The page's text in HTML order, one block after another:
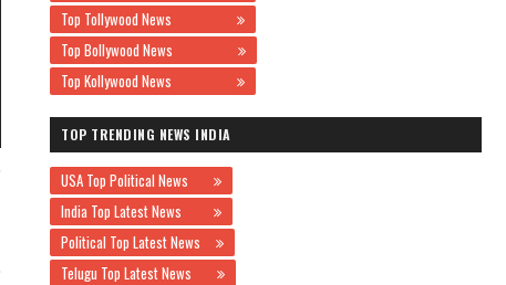
Top Tollywood News
Top Bollywood News
Top Kollywood News
TOP TRENDING NEWS INDIA
USA Top Political News
India Top Latest News
Political Top Latest News
Telugu Top Latest News